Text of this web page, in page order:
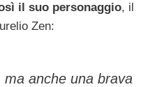
il suo personaggio, il
Zen:
anche una brava